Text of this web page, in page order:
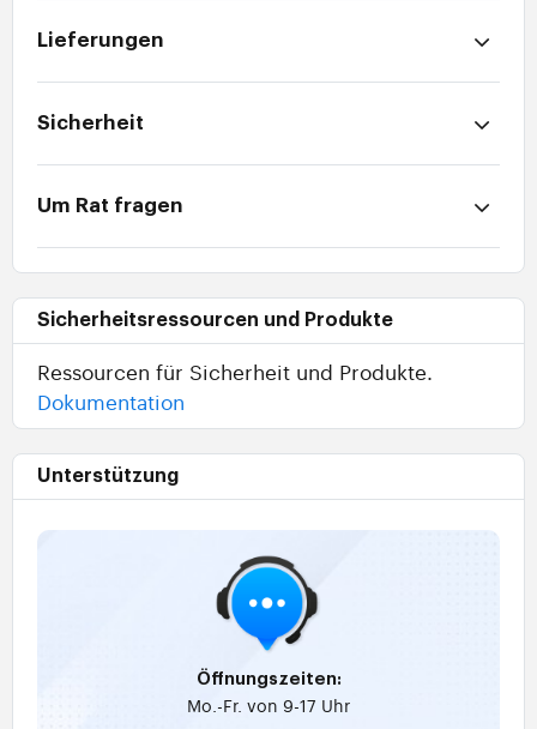
Lieferungen
Sicherheit
Um Rat fragen
Sicherheitsressourcen und Produkte
Ressourcen für Sicherheit und Produkte.
Dokumentation
Unterstützung
Öffnungszeiten:
Mo.-Fr. von 9-17 Uhr